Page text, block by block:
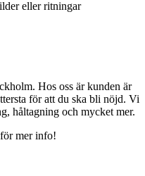
eller ritningar
Hos oss är kunden är
för att du ska bli nöjd. Vi
håltagning och mycket mer.
mer info!